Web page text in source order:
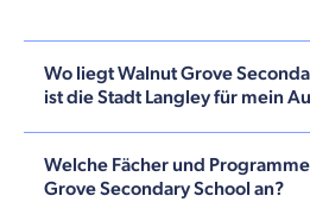
Wo liegt Walnut Grove
ist die Stadt Langley für mein
Welche Fächer und
Grove Secondary School an?